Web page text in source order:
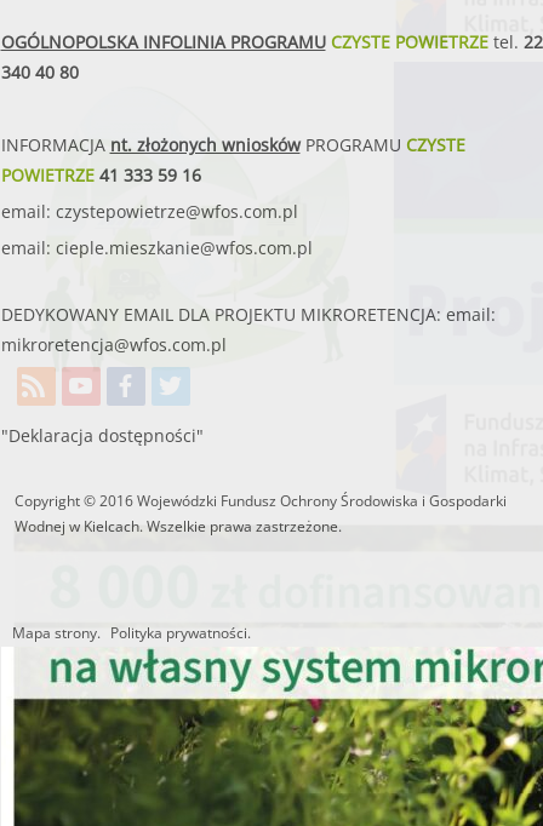
OGÓLNOPOLSKA INFOLINIA PROGRAMUCZYSTE POWIETRZEtel. 22
340 40 80
INFORMACJA nt. złożonych wnioskówPROGRAMU CZYSTE
POWIETRZE41 333 59 16
email: czystepowietrze@wfos.com.pl
email: cieple.mieszkanie@wfos.com.pl
DEDYKOWANY EMAIL DLA PROJEKTU MIKRORETENCJA: email:
mikroretencja@wfos.com.pl
"Deklaracja dostępności"
Copyright © 2016 Wojewódzki Fundusz Ochrony Środowiska i Gospodarki
Wodnej w Kielcach. Wszelkie prawa zastrzeżone.
Mapa strony. Polityka prywatności.
Utworzono przez W.S.ds.ITM & P